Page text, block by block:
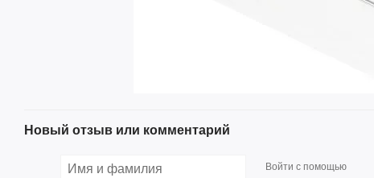
Новый отзыв или комментарий
Войти с помощью